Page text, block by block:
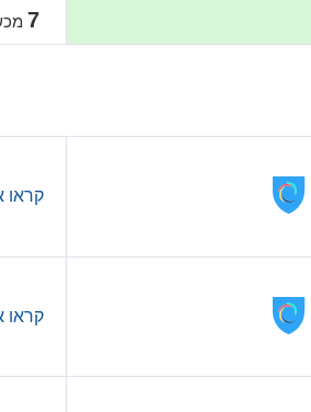
7
קראו
קראו